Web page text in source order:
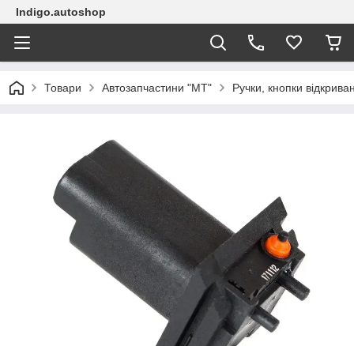
Indigo.autoshop
Товари Автозапчастини "МТ" Ручки, кнопки